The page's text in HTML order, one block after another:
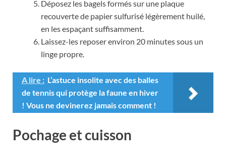
Déposez les bagels formés sur une plaque
recouverte de papier sulfurisé légèrement huilé,
en les espaçant suffisamment.
Laissez-les reposer environ 20 minutes sous un
linge propre.
A lire : L’astuce insolite avec des balles
de tennis qui protège la faune en hiver
! Vous ne devinerez jamais comment !
Pochage et cuisson